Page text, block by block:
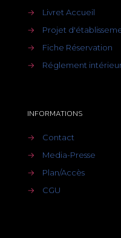
→
Livret Accueil
→
Projet
→
Fiche Réservation
→
Réglement
INFORMATIONS
→
Contact
→
Media-Presse
→
Plan/Accès
→
CGU